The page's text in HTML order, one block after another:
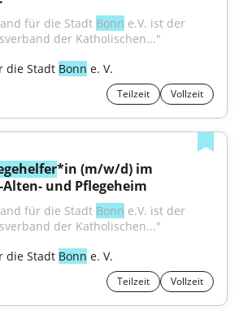
für die Stadt Bonn e.V. ist der
der Katholischen..."
die Stadt Bonn e. V.
Teilzeit Vollzeit
*in (m/w/d) im
und Pflegeheim
für die Stadt Bonn e.V. ist der
der Katholischen..."
die Stadt Bonn e. V.
Teilzeit Vollzeit